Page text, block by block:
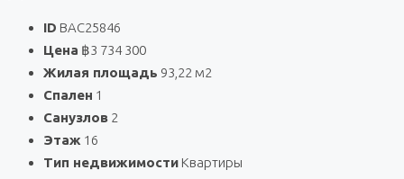
ID BAC25846
Цена ฿3 734 300
Жилая площадь 93,22 м2
Спален 1
Санузлов 2
Этаж 16
Тип недвижимости Квартиры